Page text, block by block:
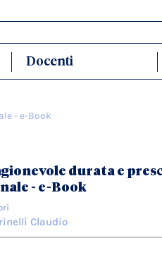
Docenti
- e-Book
durata e
- e-Book
Claudio